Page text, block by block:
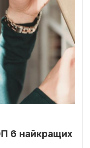
6 найкращих